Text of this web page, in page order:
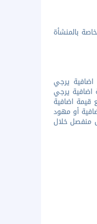
بالمنشأة
يرجي
تحت عمر الـ12 سنة يتم دفع قيمة اضافية يرجي
قيمة اضافية
أو مهود
منفصل خلال